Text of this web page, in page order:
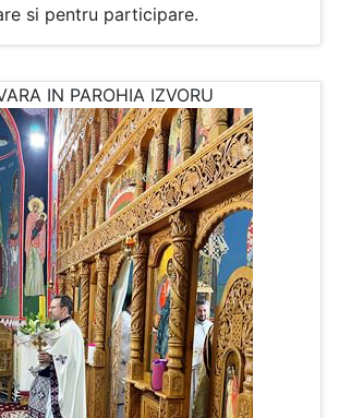
si pentru participare.
IN PAROHIA IZVORU